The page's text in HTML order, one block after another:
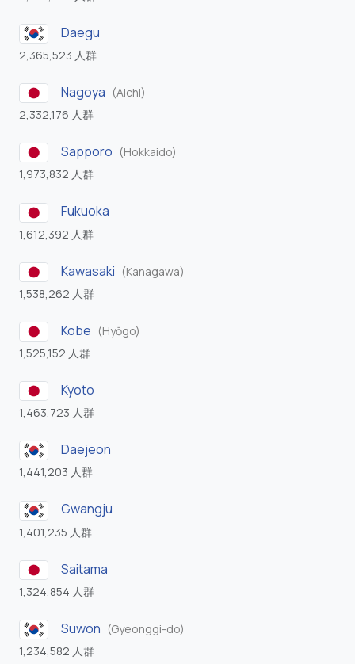
Daegu
2,365,523 人群
Nagoya (Aichi)
2,332,176 人群
Sapporo (Hokkaido)
1,973,832 人群
Fukuoka
1,612,392 人群
Kawasaki (Kanagawa)
1,538,262 人群
Kobe (Hyōgo)
1,525,152 人群
Kyoto
1,463,723 人群
Daejeon
1,441,203 人群
Gwangju
1,401,235 人群
Saitama
1,324,854 人群
Suwon (Gyeonggi-do)
1,234,582 人群